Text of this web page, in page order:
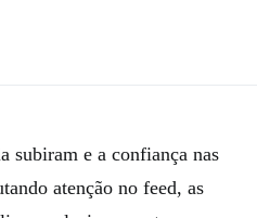
subiram e a confiança nas
atenção no feed, as